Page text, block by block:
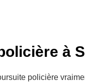
à
policière